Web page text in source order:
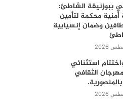
ببوزنيقة الشاطئ:
أمنية محكمة لتأمين
وضمان إنسيابية
استثنائي
الثقافي